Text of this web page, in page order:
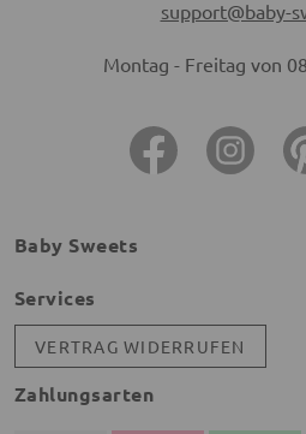
support@baby-
Montag - Freitag von
Baby Sweets
Services
VERTRAG WIDERRUFEN
Zahlungsarten